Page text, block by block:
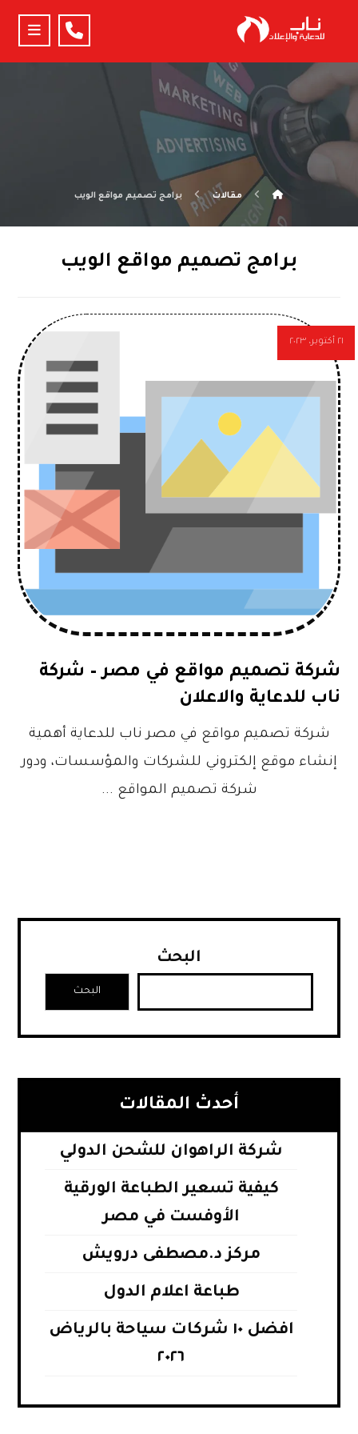
مقالات برامج تصميم مواقع الويب
برامج تصميم مواقع الويب
شركة تصميم مواقع في مصر – شركة
ناب للدعاية والاعلان
٢١ أكتوبر، ٢٠٢٣
شركة تصميم مواقع في مصر ناب للدعاية أهمية
إنشاء موقع إلكتروني للشركات والمؤسسات، ودور
شركة تصميم المواقع ...
البحث
البحث
أحدث المقالات
شركة الراهوان للشحن الدولي
كيفية تسعير الطباعة الورقية
الأوفست في مصر
مركز د.مصطفى درويش
طباعة اعلام الدول
افضل ١٠ شركات سياحة بالرياض
٢٠٢٦